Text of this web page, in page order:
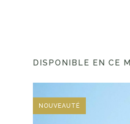
DISPONIBLE EN CE
NOUVEAUTÉ